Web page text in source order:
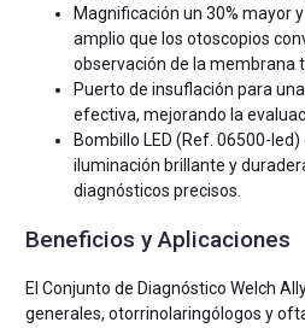
Magnificación un 30% mayor
amplio que los otoscopios
observación de la membrana
Puerto de insuflación para
efectiva, mejorando la
Bombillo LED (Ref. 06500-
iluminación brillante y
diagnósticos precisos.
Beneficios y Aplicaciones
El Conjunto de Diagnóstico Welch
generales, otorrinolaringólogos y